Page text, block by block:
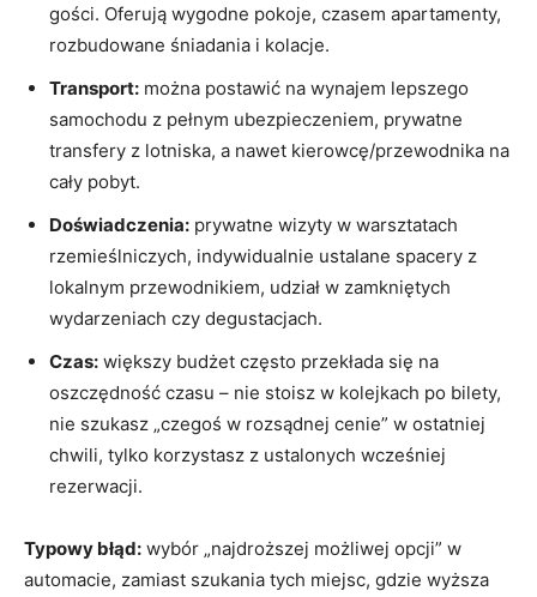
gości. Oferują wygodne pokoje, czasem apartamenty,
rozbudowane śniadania i kolacje.
Transport: można postawić na wynajem lepszego
samochodu z pełnym ubezpieczeniem, prywatne
transfery z lotniska, a nawet kierowcę/przewodnika na
cały pobyt.
Doświadczenia: prywatne wizyty w warsztatach
rzemieślniczych, indywidualnie ustalane spacery z
lokalnym przewodnikiem, udział w zamkniętych
wydarzeniach czy degustacjach.
Czas: większy budżet często przekłada się na
oszczędność czasu – nie stoisz w kolejkach po bilety,
nie szukasz „czegoś w rozsądnej cenie” w ostatniej
chwili, tylko korzystasz z ustalonych wcześniej
rezerwacji.
Typowy błąd: wybór „najdroższej możliwej opcji” w
automacie, zamiast szukania tych miejsc, gdzie wyższa